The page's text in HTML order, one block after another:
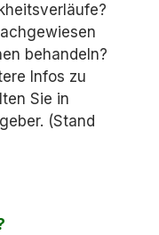
behandeln?
Infos zu
Sie in
(Stand